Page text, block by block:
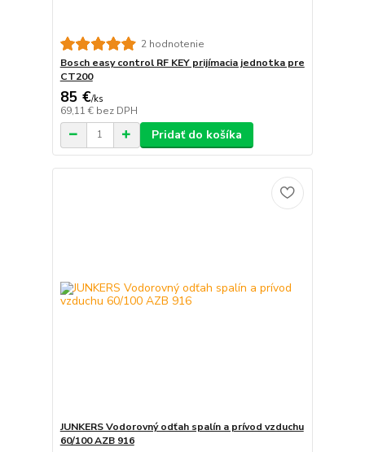
2 hodnotenie
Bosch easy control RF KEY prijímacia jednotka pre
CT200
85 €/ks
69,11 € bez DPH
Pridať do košíka
JUNKERS Vodorovný odťah spalín a prívod vzduchu
60/100 AZB 916